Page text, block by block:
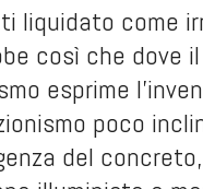
liquidato come
così che dove il
esprime
poco
del